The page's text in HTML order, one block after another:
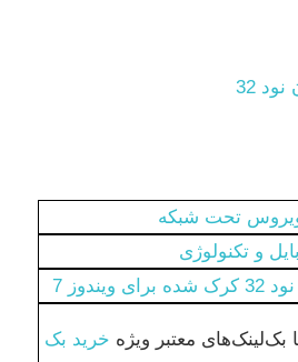
32
ویروس تحت شبکه
و تکنولوژی
7
بک‌لینک‌های معتبر ویژه خرید بک